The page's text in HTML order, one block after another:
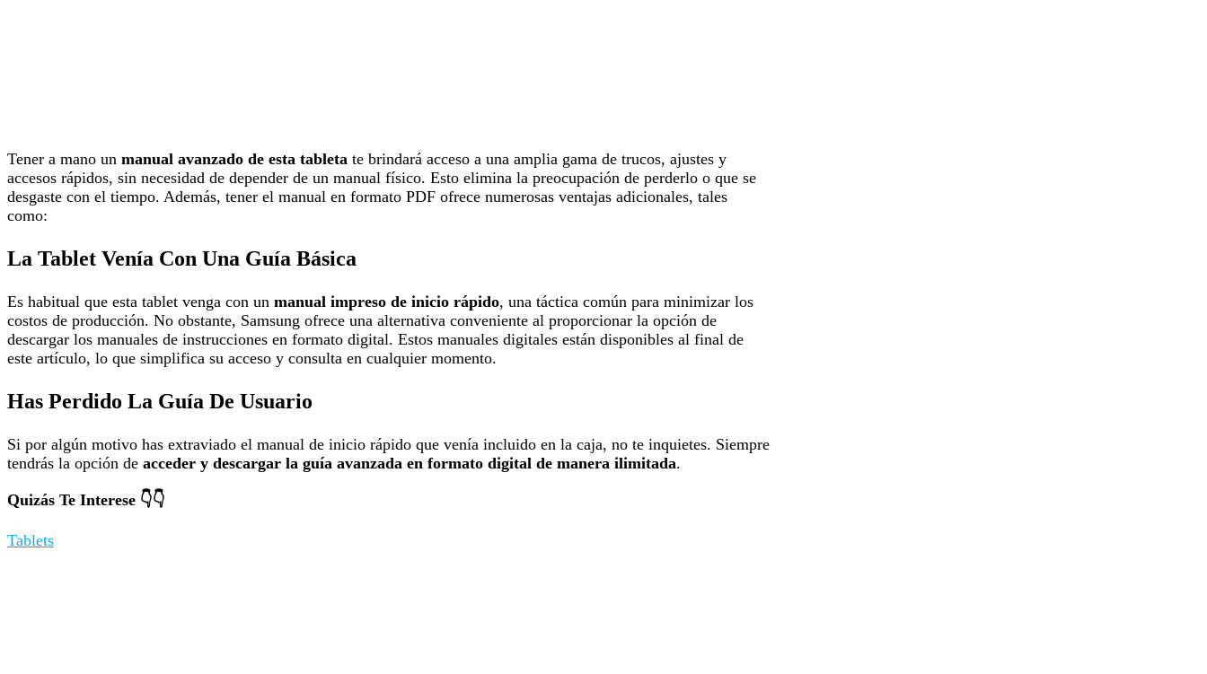
Tener a mano un manual avanzado de esta tableta te brindará acceso a una amplia gama de trucos, ajustes y
accesos rápidos, sin necesidad de depender de un manual físico. Esto elimina la preocupación de perderlo o que se
desgaste con el tiempo. Además, tener el manual en formato PDF ofrece numerosas ventajas adicionales, tales
como:
La Tablet Venía Con Una Guía Básica
Es habitual que esta tablet venga con un manual impreso de inicio rápido, una táctica común para minimizar los
costos de producción. No obstante, Samsung ofrece una alternativa conveniente al proporcionar la opción de
descargar los manuales de instrucciones en formato digital. Estos manuales digitales están disponibles al final de
este artículo, lo que simplifica su acceso y consulta en cualquier momento.
Has Perdido La Guía De Usuario
Si por algún motivo has extraviado el manual de inicio rápido que venía incluido en la caja, no te inquietes. Siempre
tendrás la opción de acceder y descargar la guía avanzada en formato digital de manera ilimitada.
Quizás Te Interese 👇👇
Tablets